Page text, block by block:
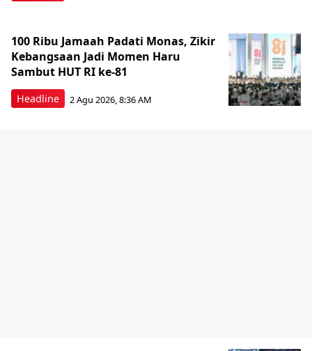
Headline
100 Ribu Jamaah Padati Monas, Zikir
Kebangsaan Jadi Momen Haru
Sambut HUT RI ke-81
2 Agu 2026, 8:36 AM